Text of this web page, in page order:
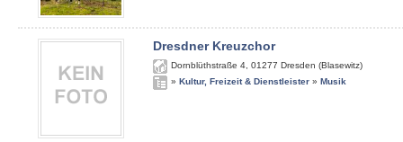
Dresdner Kreuzchor
Dornblüthstraße 4 01277 Dresden (Blasewitz)
» Kultur, Freizeit & Dienstleister » Musik